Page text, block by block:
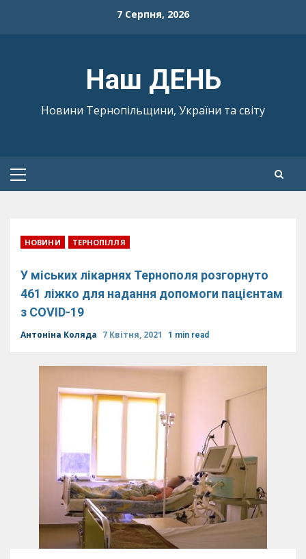
7 Серпня, 2026
Наш ДЕНЬ
Новини Тернопільщини, України та світу
Primary
НОВИНИ ТЕРНОПІЛЛЯ
У міських лікарнях Тернополя розгорнуто
461 ліжко для надання допомоги пацієнтам
з COVID-19
Антоніна Коляда 7 Квітня, 2021 1 min read